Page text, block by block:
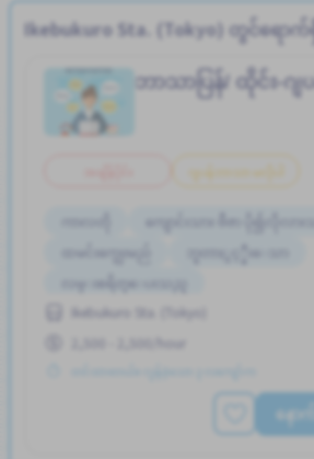
Ikebukuro Sta. (Tokyo) တွင်ရော
ဘာသာပြန်/ ထိုင်း-ဂျ
ဂျပန်ဘာသာ မလိုပါ
ကျောင်းသား ဗီဇာ ပို၍လိုလား
ထမင်းကျွေးမည်
ဘူတာႏွင့္နီးေသာ
လမ္းစရိတ္ေပးသည္
ဝင်ငွေအများအပြားရရန် အလားအလာရှိသည်
Ikebukuro Sta. (Tokyo)
2,500 - 2,500/hour
နော